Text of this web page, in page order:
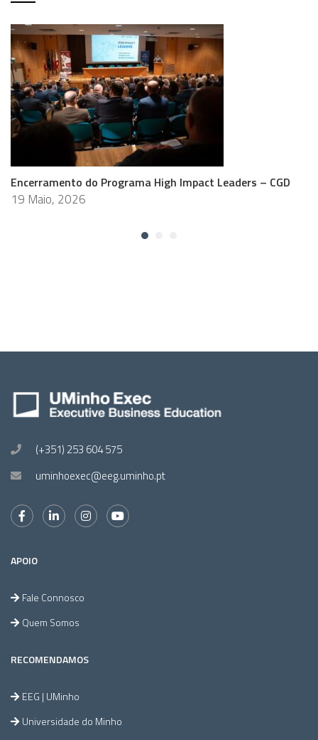
Encerramento do Programa High Impact Leaders – CGD
19 Maio, 2026
(+351) 253 604 575
uminhoexec@eeg.uminho.pt
APOIO
Fale Connosco
Quem Somos
RECOMENDAMOS
EEG | UMinho
Universidade do Minho